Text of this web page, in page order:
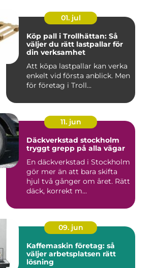
01. jul
Köp pall i Trollhättan: Så
väljer du rätt lastpallar för
din verksamhet
Att köpa lastpallar kan verka
enkelt vid första anblick. Men
för företag i Troll...
11. jun
Däckverkstad stockholm
tryggt grepp på alla vägar
En däckverkstad i Stockholm
gör mer än att bara skifta
hjul två gånger om året. Rätt
däck, korrekt m...
09. jun
Kaffemaskin företag: så
väljer arbetsplatsen rätt
lösning